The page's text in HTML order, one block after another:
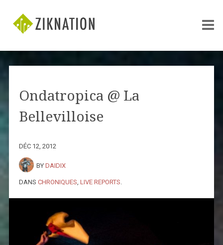
Ondatropica @ La
Bellevilloise
DÉC 12, 2012
BY DAIDIX
DANS CHRONIQUES LIVE REPORTS